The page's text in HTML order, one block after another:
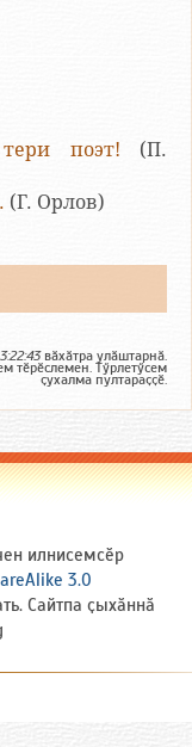
поэт! (П.
(Г. Орлов)
вӑхӑтра улӑштарнӑ.
тӗрӗслемен. Тӳрлетӳсем
ҫухалма пултараҫҫӗ.
илнисемсӗр
3.0
Сайтпа ҫыхӑннӑ